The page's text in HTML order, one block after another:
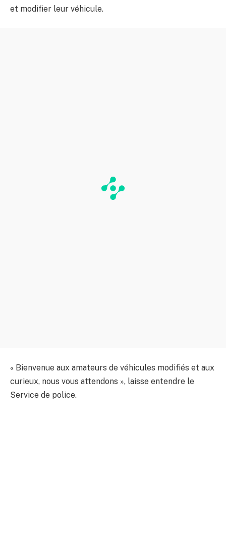
et modifier leur véhicule.
« Bienvenue aux amateurs de véhicules modifiés et aux
curieux, nous vous attendons », laisse entendre le
Service de police.